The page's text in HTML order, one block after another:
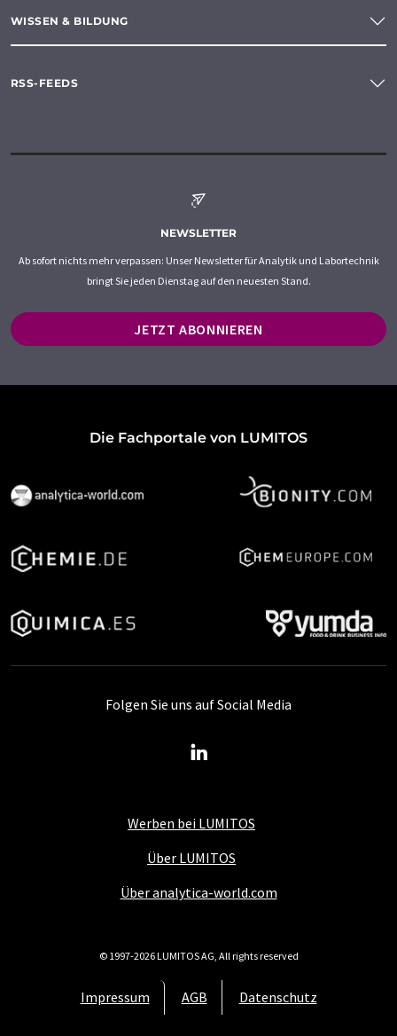
WISSEN & BILDUNG
RSS-FEEDS
NEWSLETTER
Ab sofort nichts mehr verpassen: Unser Newsletter für Analytik und Labortechnik
bringt Sie jeden Dienstag auf den neuesten Stand.
JETZT ABONNIEREN
Die Fachportale von LUMITOS
Werben bei LUMITOS
Über LUMITOS
Über analytica-world.com
Impressum AGB Datenschutz
Folgen Sie uns auf Social Media
© 1997-2026 LUMITOS AG, All rights reserved